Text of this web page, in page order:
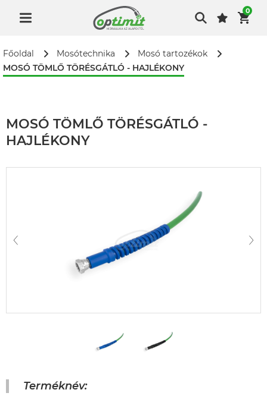
0
Főoldal Mosótechnika
Mosó tartozékok
MOSÓ TÖMLŐ TÖRÉSGÁTLÓ - HAJLÉKONY
MOSÓ TÖMLŐ TÖRÉSGÁTLÓ -
HAJLÉKONY
Terméknév: